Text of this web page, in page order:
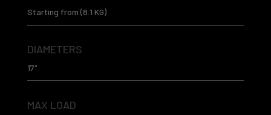
Starting from (8.1 KG)
DIAMETERS
17″
MAX LOAD